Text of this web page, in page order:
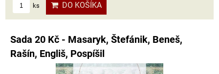
ks DO KOŠÍKA
Sada 20 Kč - Masaryk, Štefánik, Beneš,
Rašín, Engliš, Pospíšil